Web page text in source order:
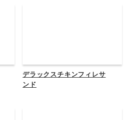
デラックスチキンフィレサ
ンド